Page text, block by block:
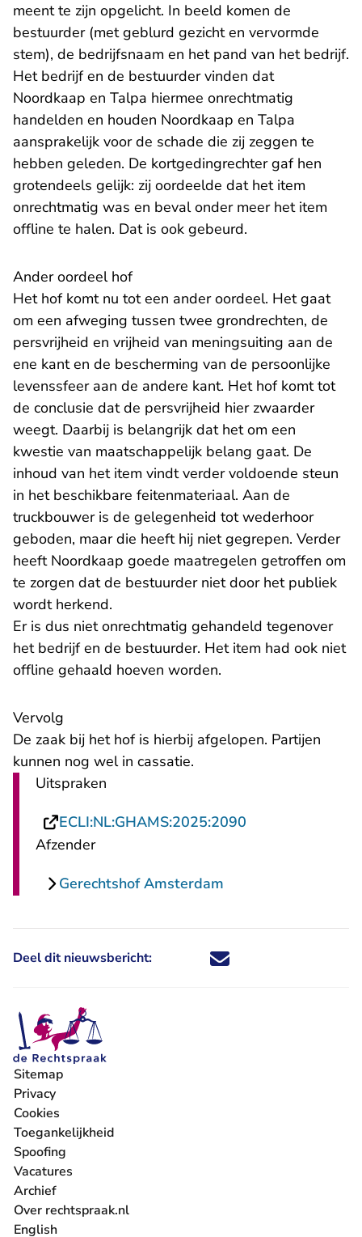
meent te zijn opgelicht. In beeld komen de
bestuurder (met geblurd gezicht en vervormde
stem), de bedrijfsnaam en het pand van het bedrijf.
Het bedrijf en de bestuurder vinden dat
Noordkaap en Talpa hiermee onrechtmatig
handelden en houden Noordkaap en Talpa
aansprakelijk voor de schade die zij zeggen te
hebben geleden. De kortgedingrechter gaf hen
grotendeels gelijk: zij oordeelde dat het item
onrechtmatig was en beval onder meer het item
offline te halen. Dat is ook gebeurd.
Ander oordeel hof
Het hof komt nu tot een ander oordeel. Het gaat
om een afweging tussen twee grondrechten, de
persvrijheid en vrijheid van meningsuiting aan de
ene kant en de bescherming van de persoonlijke
levenssfeer aan de andere kant. Het hof komt tot
de conclusie dat de persvrijheid hier zwaarder
weegt. Daarbij is belangrijk dat het om een
kwestie van maatschappelijk belang gaat. De
inhoud van het item vindt verder voldoende steun
in het beschikbare feitenmateriaal. Aan de
truckbouwer is de gelegenheid tot wederhoor
geboden, maar die heeft hij niet gegrepen. Verder
heeft Noordkaap goede maatregelen getroffen om
te zorgen dat de bestuurder niet door het publiek
wordt herkend.
Er is dus niet onrechtmatig gehandeld tegenover
het bedrijf en de bestuurder. Het item had ook niet
offline gehaald hoeven worden.
Vervolg
De zaak bij het hof is hierbij afgelopen. Partijen
kunnen nog wel in cassatie.
Uitspraken
ECLI:NL:GHAMS:2025:2090
Afzender
Gerechtshof Amsterdam
Deel dit nieuwsbericht: Deel dit nieuwsbericht via X -
Deel dit nieuwsbericht via
Deel dit nieuwsbericht
Deel dit
Sitemap
Privacy
Cookies
Toegankelijkheid
Spoofing
Vacatures
- U verlaat Rechtspraak.nl
Archief
Over rechtspraak.nl
English